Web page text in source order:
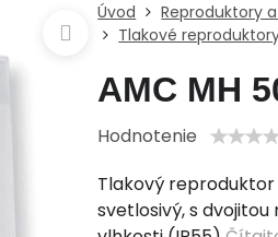
Úvod Reproduktory a
Tlakové
AMC MH
Hodnotenie
Tlakový reproduktor
svetlosivý, s